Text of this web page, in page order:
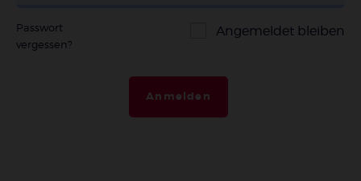
Passwort
vergessen?
Angemeldet bleiben
Anmelden